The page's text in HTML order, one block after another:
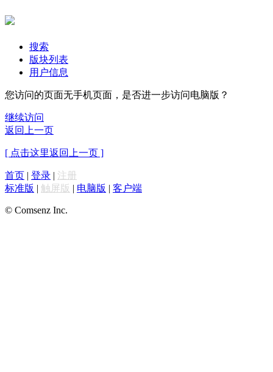
搜索
版块列表
用户信息
您访问的页面无手机页面，是否进一步访问电脑版？
继续访问
返回上一页
[ 点击这里返回上一页 ]
首页 | 登录 | 注册
标准版 | 触屏版 | 电脑版 | 客户端
© Comsenz Inc.